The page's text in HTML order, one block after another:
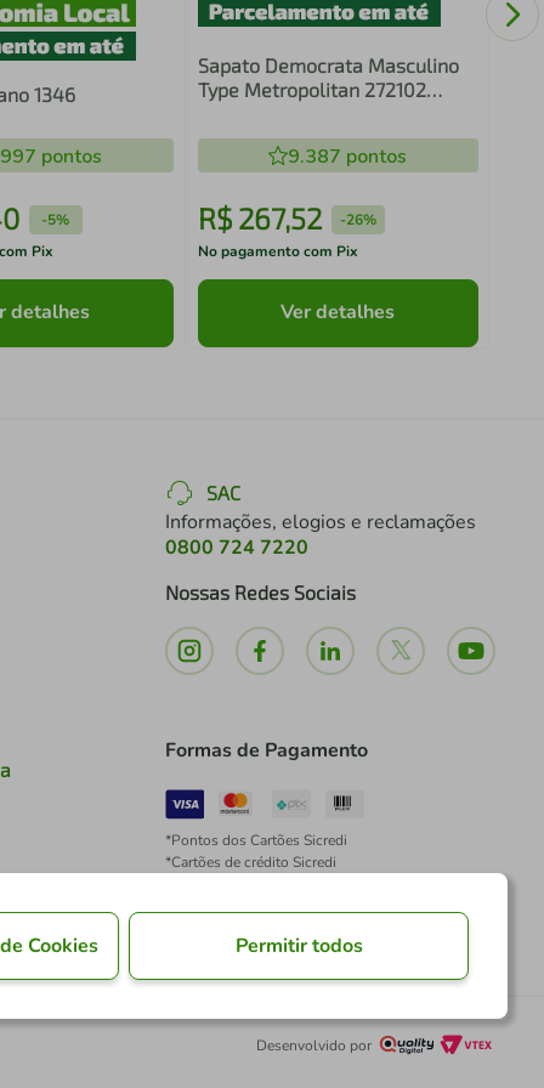
1346
pontos
-5%
Pix
detalhes
Sapato Democrata Masculino
Type Metropolitan 272102
9.387 pontos
R$ 267,52 -26%
No pagamento com Pix
Ver detalhes
SAC
Informações, elogios e reclamações
0800 724 7220
Nossas Redes Sociais
Formas de Pagamento
*Pontos dos Cartões Sicredi
*Cartões de crédito Sicredi
Desenvolvido por
Cookies Permitir todos